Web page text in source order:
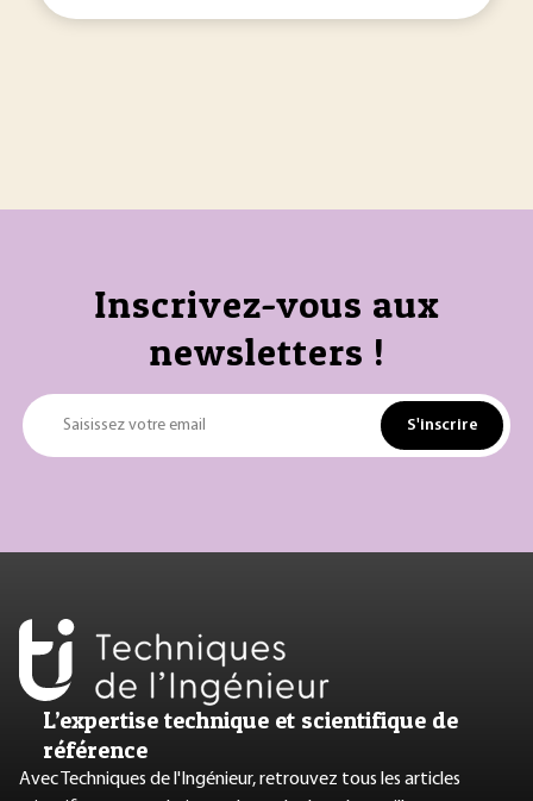
Inscrivez-vous aux
newsletters !
Saisissez votre email S'inscrire
L’expertise technique et scientifique de
référence
Avec Techniques de l'Ingénieur, retrouvez tous les articles